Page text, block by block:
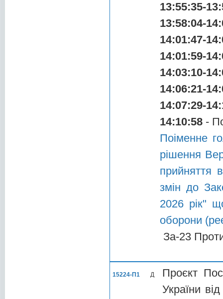
13:55:35-
13:58:04-
14:01:47-
14:01:59-
14:03:10-
14:06:21-
14:07:29-
14:10:58 -
Поіменне
рішення
прийняття
змін до
2026 рік"
оборони
За-23
15224-П1 Д
Проєкт
України